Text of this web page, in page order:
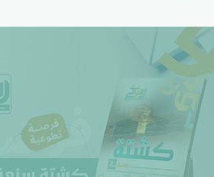
توزيع (كشتة سنعة)
تسجيل